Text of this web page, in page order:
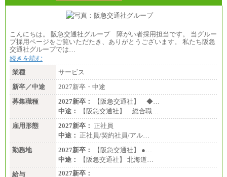
こんにちは。 阪急交通社グループ 障がい者採用担当です。 当グルー
プ採用ページをご覧いただたき、ありがとうございます。 私たち阪急
交通社グループでは…
続きを読む
業種
サービス
新卒／中途
2027新卒・中途
募集職種
2027新卒：
【阪急交通社】 ◆…
中途：
【阪急交通社】 総合職…
雇用形態
2027新卒： 正社員
中途： 正社員/契約社員/アル…
勤務地
2027新卒：
【阪急交通社】 ●…
中途：
【阪急交通社】 北海道…
給与
2027新卒：